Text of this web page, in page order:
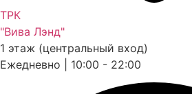
ТРК
"Вива Лэнд"
1 этаж (центральный вход)
Ежедневно | 10:00 - 22:00